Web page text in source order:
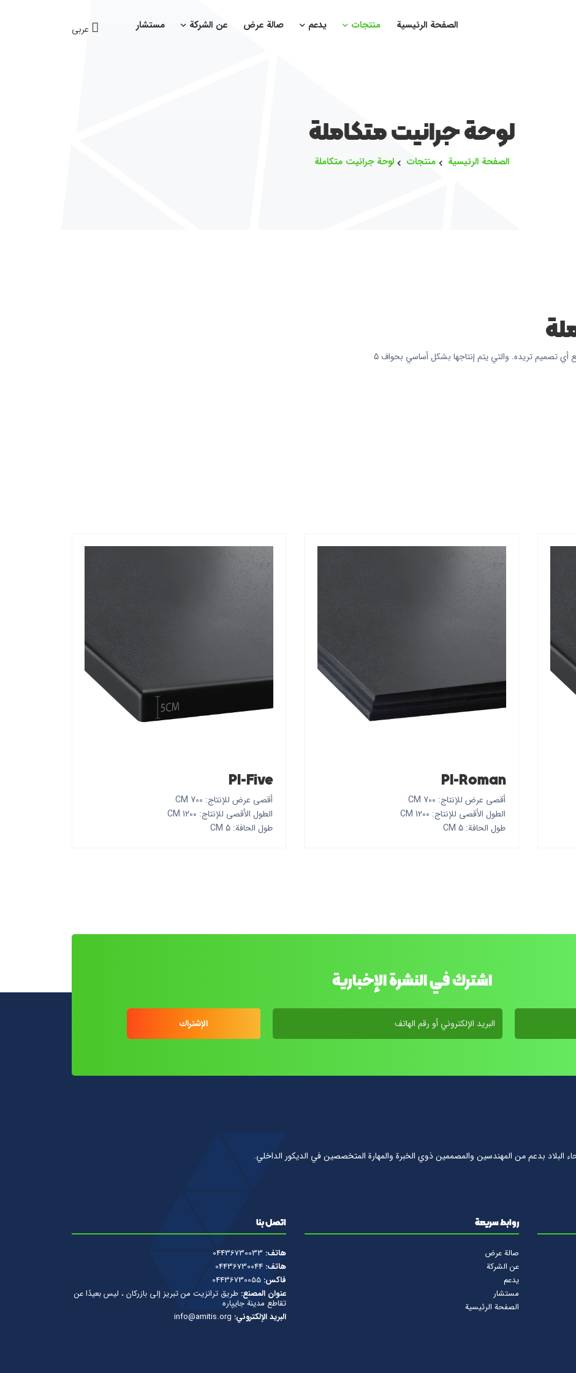
الصفحة الرئيسية منتجات يدعم صالة عرض عن الشركة مستشار عربی
لوحة جرانيت متكاملة
الصفحة الرئيسية منتجات لوحة جرانيت متكاملة
يتم إنتاج لوحة كورين متكاملة من Amitis بسلاسة مع أي تصميم تريده. والتي يتم إنتاجها بشكل أساسي بحواف 5
PI-Roman
أقصى عرض للإنتاج: 700 CM
الطول الأقصى للإنتاج: 1200 CM
طول الحافة: 5 CM
PI-Five
أقصى عرض للإنتاج: 700 CM
الطول الأقصى للإنتاج: 1200 CM
طول الحافة: 5 CM
اشترك في النشرة الإخبارية
الإشتراك
بدعم من المهندسين والمصممين ذوي الخبرة والمهارة المتخصصين في الديكور الداخلي.
روابط سريعة
صالة عرض
عن الشركة
يدعم
مستشار
الصفحة الرئيسية
اتصل بنا
هاتف: 04436730033
هاتف: 04436730044
فاكس: 04436730055
عنوان المصنع: طريق ترانزيت من تبريز إلى بازركان ، ليس بعيدًا عن
تقاطع مدينة جایپاره
البريد الإلكتروني: info@amitis.org